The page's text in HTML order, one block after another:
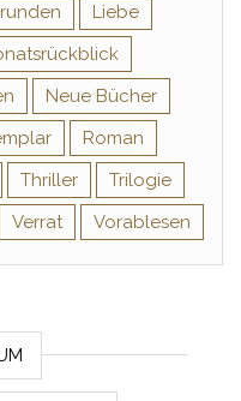
Liebe
Neue Bücher
Roman
Thriller
Trilogie
Verrat Vorablesen